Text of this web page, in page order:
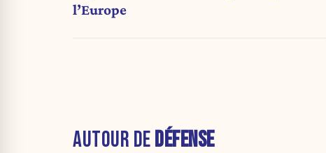
l’Europe
AUTOUR DEDÉFENSE